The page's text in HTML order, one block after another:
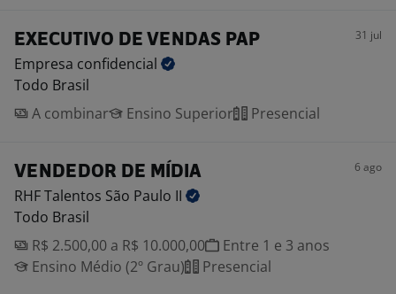
EXECUTIVO DE VENDAS PAP 31 jul
Empresa confidencial
Todo Brasil
A combinar
Ensino Superior Presencial
VENDEDOR DE MÍDIA 6 ago
RHF Talentos São Paulo II
Todo Brasil
R$ 2.500,00 a R$ 10.000,00
Entre 1 e 3 anos
Ensino Médio (2º Grau)
Presencial